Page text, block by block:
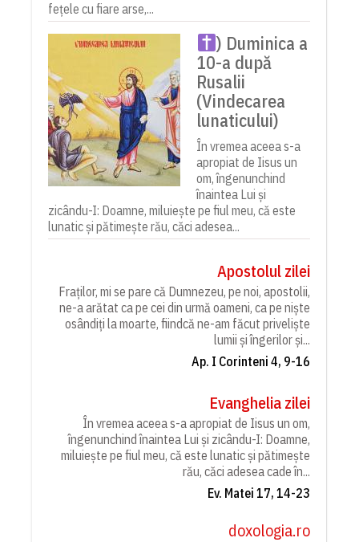
fețele cu fiare arse,...
) Duminica a
10-a după
Rusalii
(Vindecarea
lunaticului)
În vremea aceea s-a
apropiat de Iisus un
om, îngenunchind
înaintea Lui și
zicându-I: Doamne, miluiește pe fiul meu, că este
lunatic și pătimește rău, căci adesea...
Apostolul zilei
Fraților, mi se pare că Dumnezeu, pe noi, apostolii,
ne-a arătat ca pe cei din urmă oameni, ca pe niște
osândiți la moarte, fiindcă ne-am făcut priveliște
lumii și îngerilor și...
Ap. I Corinteni 4, 9-16
Evanghelia zilei
În vremea aceea s-a apropiat de Iisus un om,
îngenunchind înaintea Lui și zicându-I: Doamne,
miluiește pe fiul meu, că este lunatic și pătimește
rău, căci adesea cade în...
Ev. Matei 17, 14-23
doxologia.ro